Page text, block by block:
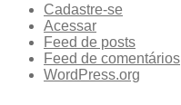
Cadastre-se
Acessar
Feed de posts
Feed de comentários
WordPress.org